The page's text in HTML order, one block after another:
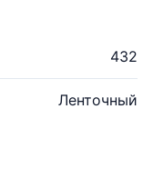
432
Ленточный